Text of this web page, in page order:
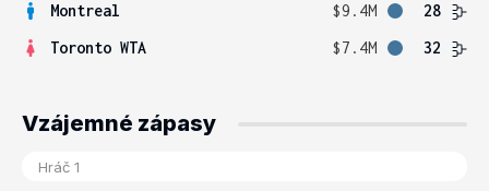
Montreal $9.4M
28
Toronto WTA
$7.4M 32
Vzájemné zápasy